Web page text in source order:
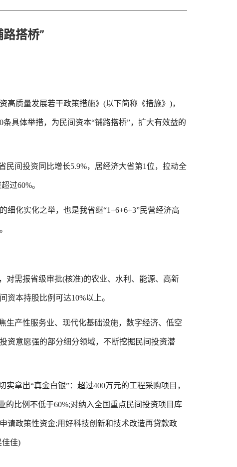
搭桥”
质量发展若干政策措施》(以下简称《措施》)，
具体举措，为民间资本“铺路搭桥”，扩大有效益的
间投资同比增长5.9%，居经济大省第1位，拉动全
过60%。
化实化之举，也是我省继“1+6+6+3”民营经济高
需报省级审批(核准)的农业、水利、能源、高新
本持股比例可达10%以上。
产性服务业、现代化基础设施，数字经济、低空
资意愿强的部分细分领域，不断挖掘民间投资潜
拿出“真金白银”：超过400万元的工程采购项目，
的比例不低于60%;对纳入全国重点民间投资项目库
请政策性资金;用好科技创新和技术改造再贷款政
佳佳)